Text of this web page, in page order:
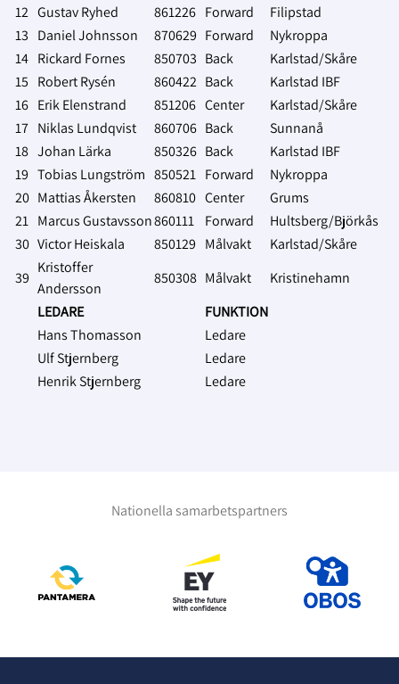
12 Gustav Ryhed 861226 Forward
Filipstad
13 Daniel Johnsson 870629 Forward
Nykroppa
14 Rickard Fornes 850703 Back
Karlstad/Skåre
15 Robert Rysén 860422 Back
Karlstad IBF
16 Erik Elenstrand 851206 Center
Karlstad/Skåre
17 Niklas Lundqvist 860706 Back
Sunnanå
18 Johan Lärka 850326 Back
Karlstad IBF
19 Tobias Lungström 850521 Forward
Nykroppa
20 Mattias Åkersten 860810 Center
Grums
21 Marcus Gustavsson860111 Forward
Hultsberg/Björkås
30 Victor Heiskala 850129 Målvakt
Karlstad/Skåre
39
Kristoffer
Andersson
850308 Målvakt
Kristinehamn
LEDARE
FUNKTION
Hans Thomasson
Ledare
Ulf Stjernberg
Ledare
Henrik Stjernberg
Ledare
Nationella samarbetspartners